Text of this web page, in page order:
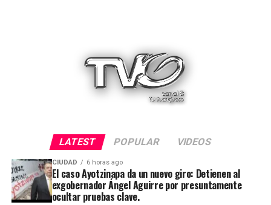
LATEST POPULAR VIDEOS
CIUDAD 6 horas ago
El caso Ayotzinapa da un nuevo giro: Detienen al
exgobernador Ángel Aguirre por presuntamente
ocultar pruebas clave.